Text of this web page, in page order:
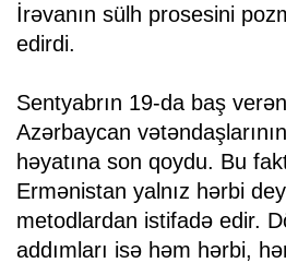
İrəvanın sülh prosesini
edirdi.
Sentyabrın 19-da baş
Azərbaycan
həyatına son qoydu. Bu
Ermənistan yalnız hərbi
metodlardan istifadə edir.
addımları isə həm hərbi,